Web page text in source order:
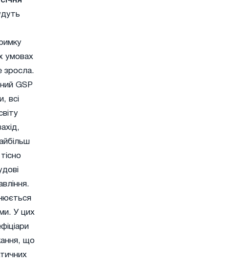
умовах
зросла.
GSP
всі
У цих
що